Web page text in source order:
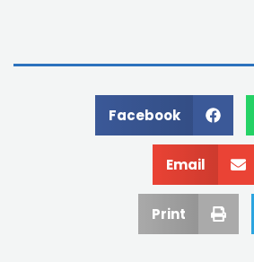
Facebook
Email
Print